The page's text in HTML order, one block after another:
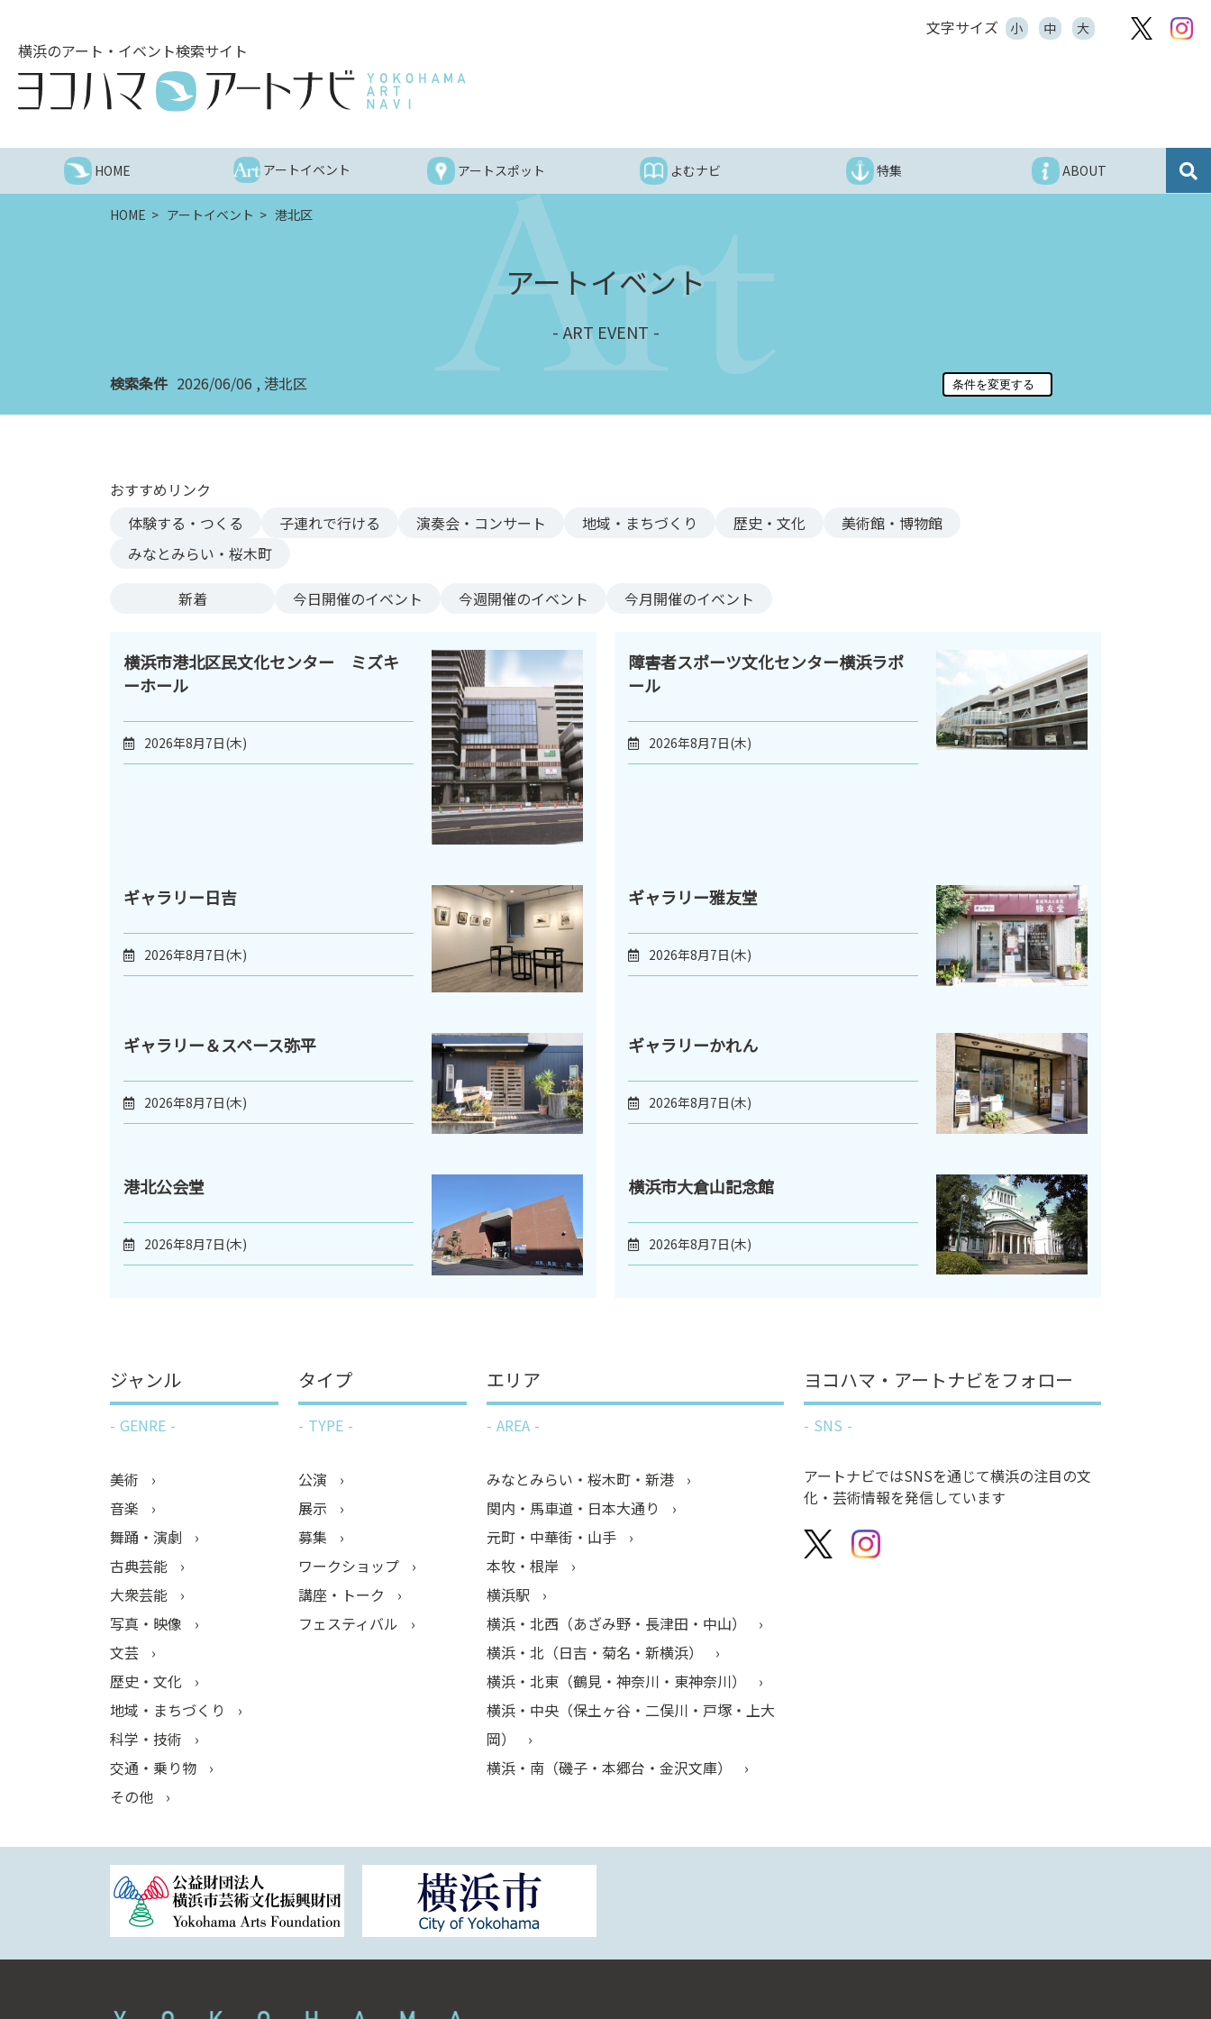
ン
文字サイズ 小 中 大
横浜のアート・イベント検索サイト
HOME アートイベント アートスポット よむナビ 特集 ABOUT
HOME アートイベント 港北区
アートイベント
ART EVENT
検索条件 2026/06/06 港北区
おすすめリンク
体験する・つくる
子連れで行ける 演奏会・コンサート 地域・まちづくり 歴史・文化
美術館・博物館
みなとみらい・桜木町
新着 今日開催のイベント 今週開催のイベント 今月開催のイベント
横浜市港北区民文化センター ミズキ
ーホール
2026年8月7日(木)
障害者スポーツ文化センター横浜ラポ
ール
2026年8月7日(木)
ギャラリー日吉
2026年8月7日(木)
ギャラリー雅友堂
2026年8月7日(木)
ギャラリー＆スペース弥平
2026年8月7日(木)
ギャラリーかれん
2026年8月7日(木)
港北公会堂
2026年8月7日(木)
横浜市大倉山記念館
2026年8月7日(木)
ジャンル
GENRE
美術
音楽
舞踊・演劇
古典芸能
大衆芸能
写真・映像
文芸
歴史・文化
地域・まちづくり
科学・技術
交通・乗り物
その他
タイプ
TYPE
公演
展示
募集
ワークショップ
講座・トーク
フェスティバル
エリア
AREA
みなとみらい・桜木町・新港
関内・馬車道・日本大通り
元町・中華街・山手
本牧・根岸
横浜駅
横浜・北西（あざみ野・長津田・中山）
横浜・北（日吉・菊名・新横浜）
横浜・北東（鶴見・神奈川・東神奈川）
横浜・中央（保土ヶ谷・二俣川・戸塚・上大
岡）
横浜・南（磯子・本郷台・金沢文庫）
ヨコハマ・アートナビをフォロー
SNS
アートナビではSNSを通じて横浜の注目の文
化・芸術情報を発信しています